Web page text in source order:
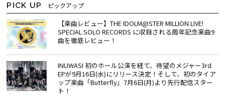
PICK UP ピックアップ
【楽曲レビュー】THE IDOLM@STER MILLION LIVE!
SPECIAL SOLO RECORDS に収録される周年記念楽曲9
曲を徹底レビュー！
INUWASI 初のホール公演を経て、待望のメジャー3rd
EPが9月16日(水)にリリース決定！そして、初のタイア
ップ楽曲「Butterfly」7月6日(月)より先行配信スター
ト！